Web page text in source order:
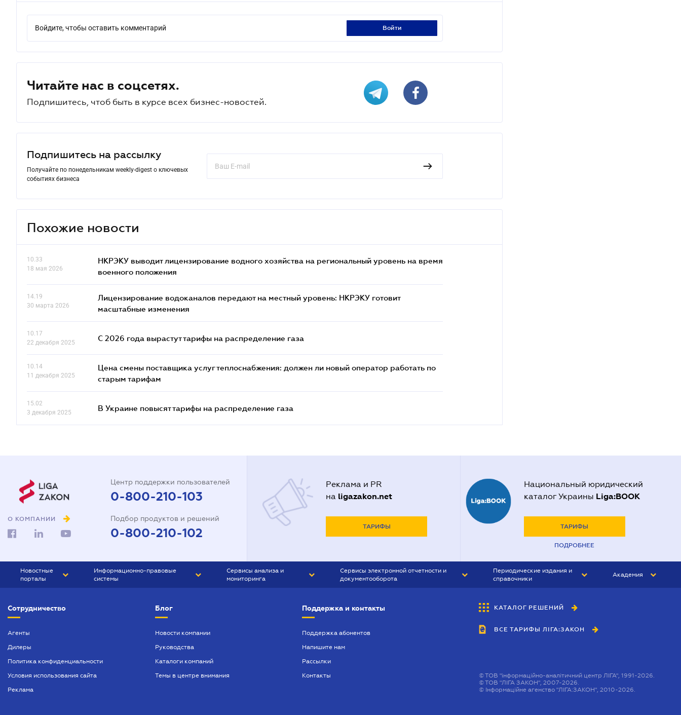
Войдите, чтобы оставить комментарий войти
Читайте нас в соцсетях.
Подпишитесь, чтоб быть в курсе всех бизнес-новостей.
Подпишитесь на рассылку
Получайте по понедельникам weekly-digest о ключевых
событиях бизнеса
Похожие новости
10.33
18 мая 2026
НКРЭКУ выводит лицензирование водного хозяйства на региональный уровень на время
военного положения
14.19
30 марта 2026
Лицензирование водоканалов передают на местный уровень: НКРЭКУ готовит
масштабные изменения
10.17
22 декабря 2025
С 2026 года вырастут тарифы на распределение газа
10.14
11 декабря 2025
Цена смены поставщика услуг теплоснабжения: должен ли новый оператор работать по
старым тарифам
15.02
3 декабря 2025
В Украине повысят тарифы на распределение газа
О КОМПАНИИ
Центр поддержки пользователей
0-800-210-103
Подбор продуктов и решений
0-800-210-102
Реклама и PR
на ligazakon.net
ТАРИФЫ
Национальный юридический
каталог Украины Liga:BOOK
ТАРИФЫ
ПОДРОБНЕЕ
Новостные
порталы
БИЗНЕС
Информационно-правовые
системы
БУХГАЛТЕР ПРОФ
ЮРИСТ ПРОФ
Сервисы анализа и
мониторинга
Сервисы электронной отчетности и
документооборота
Периодические издания и
справочники
БУХГАЛТЕР&ЗАКОН
ВЕСТНИК МСФО
Академия
Сотрудничество
Агенты
Дилеры
Политика конфиденциальности
Условия использования сайта
Реклама
Блог
Новости компании
Руководства
Каталоги компаний
Темы в центре внимания
Поддержка и контакты
Поддержка абонентов
Напишите нам
Рассылки
Контакты
КАТАЛОГ РЕШЕНИЙ
ВСЕ ТАРИФЫ ЛІГА:ЗАКОН
©ТОВ "інформаційно-аналітичний центр ЛІГА", 1991-2026.
©ТОВ "ЛІГА ЗАКОН", 2007-2026.
© Інформаційне агенство "ЛІГА:ЗАКОН", 2010-2026.